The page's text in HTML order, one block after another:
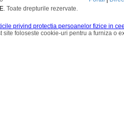
. Toate drepturile rezervate.
privind protectia persoanelor fizice in
site foloseste cookie-uri pentru a furniza o